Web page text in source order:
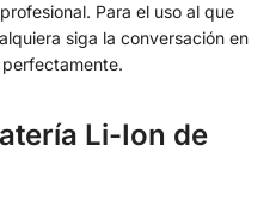
Para el uso al que
siga la conversación en
Li-Ion de